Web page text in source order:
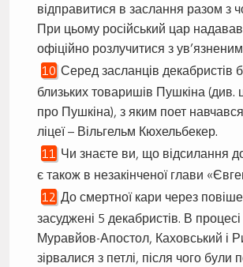
відправитися в заслання разом з
При цьому російський цар
офіційно розлучитися з
Серед засланців декабристів
близьких товаришів Пушкіна (див.
про Пушкіна), з яким поет
ліцеї – Вільгельм Кюхельбекер.
Чи знаєте ви, що відсилання
є також в незакінченої глави
До смертної кари через
засуджені 5 декабристів. В
Муравйов-Апостол, Каховський і
зірвалися з петлі, після чого були